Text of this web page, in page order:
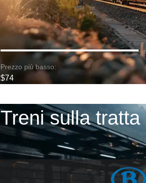
Prezzo più basso:
$74
Treni sulla